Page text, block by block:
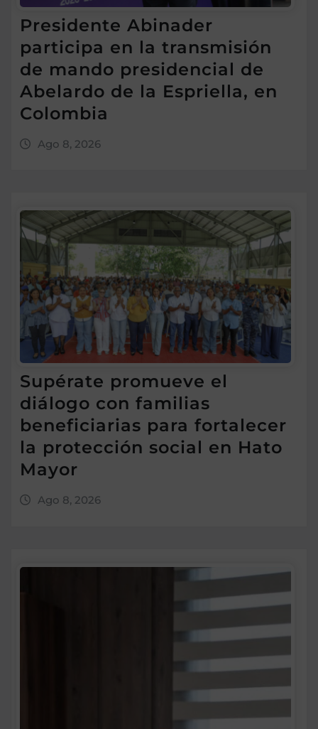
Presidente Abinader
participa en la transmisión
de mando presidencial de
Abelardo de la Espriella, en
Colombia
Ago 8, 2026
Supérate promueve el
diálogo con familias
beneficiarias para fortalecer
la protección social en Hato
Mayor
Ago 8, 2026